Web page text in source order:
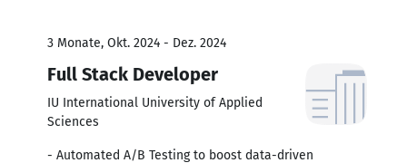
3 Monate, Okt. 2024 - Dez. 2024
Full Stack Developer
IU International University of Applied
Sciences
- Automated A/B Testing to boost data-driven